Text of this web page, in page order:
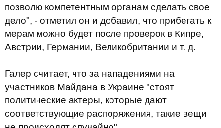
позволю компетентным органам сделать свое
дело", - отметил он и добавил, что прибегать к
мерам можно будет после проверок в Кипре,
Австрии, Германии, Великобритании и т. д.
Галер считает, что за нападениями на
участников Майдана в Украине "стоят
политические актеры, которые дают
соответствующие распоряжения, такие вещи